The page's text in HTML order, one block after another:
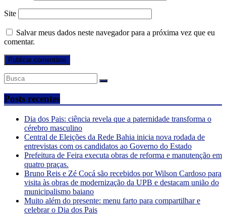
Site
Salvar meus dados neste navegador para a próxima vez que eu
comentar.
Posts recentes
Dia dos Pais: ciência revela que a paternidade transforma o
cérebro masculino
Central de Eleições da Rede Bahia inicia nova rodada de
entrevistas com os candidatos ao Governo do Estado
Prefeitura de Feira executa obras de reforma e manutenção em
quatro praças.
Bruno Reis e Zé Cocá são recebidos por Wilson Cardoso para
visita às obras de modernização da UPB e destacam união do
municipalismo baiano
Muito além do presente: menu farto para compartilhar e
celebrar o Dia dos Pais